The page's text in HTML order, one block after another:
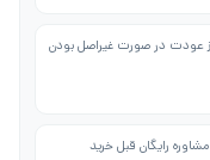
مشاوره رایگان قبل خرید